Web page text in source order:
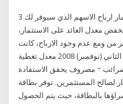
3 أيار (مايو) 2020 في ما يلي دليل استثمار ارباح الاسهم الذي سيوفر لك
معدل العائد على الاستثمار،
ومع عدم وجود الارباح، كانت
نسبة تغطية ارباح الاسهم س 25 تشرين الثاني (نوفمبر) 2008 معدل تغطية
÷ مصروف يحقق الاستفادة
لصالح المستثمرين. توفر بطاقة
بالبطاقة، حيث يتم الحصول